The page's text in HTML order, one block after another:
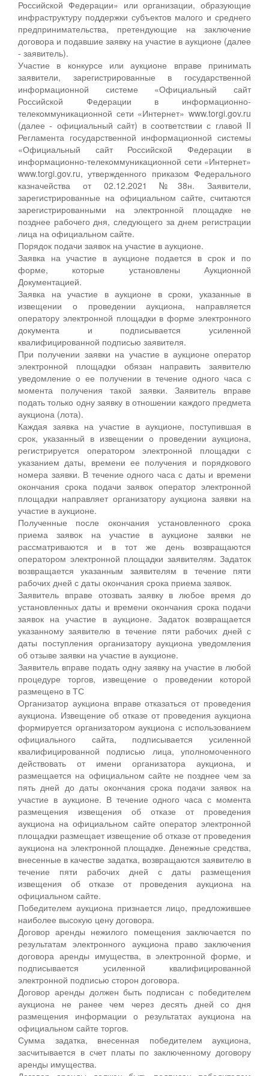
Российской Федерации» или организации, образующие
инфраструктуру поддержки субъектов малого и среднего
предпринимательства, претендующие на заключение
договора и подавшие заявку на участие в аукционе (далее
- заявитель).
Участие в конкурсе или аукционе вправе принимать
заявители, зарегистрированные в государственной
информационной системе «Официальный сайт
Российской Федерации в информационно-
телекоммуникационной сети «Интернет» www.torgi.gov.ru
(далее - официальный сайт) в соответствии с главой II
Регламента государственной информационной системы
«Официальный сайт Российской Федерации в
информационно-телекоммуникационной сети «Интернет»
www.torgi.gov.ru, утвержденного приказом Федерального
казначейства от 02.12.2021 №38н. Заявители,
зарегистрированные на официальном сайте, считаются
зарегистрированными на электронной площадке не
позднее рабочего дня, следующего за днем регистрации
лица на официальном сайте.
Порядок подачи заявок на участие в аукционе.
Заявка на участие в аукционе подается в срок и по
форме, которые установлены Аукционной
Документацией.
Заявка на участие в аукционе в сроки, указанные в
извещении о проведении аукциона, направляется
оператору электронной площадки в форме электронного
документа и подписывается усиленной
квалифицированной подписью заявителя.
При получении заявки на участие в аукционе оператор
электронной площадки обязан направить заявителю
уведомление о ее получении в течение одного часа с
момента получения такой заявки. Заявитель вправе
подать только одну заявку в отношении каждого предмета
аукциона (лота).
Каждая заявка на участие в аукционе, поступившая в
срок, указанный в извещении о проведении аукциона,
регистрируется оператором электронной площадки с
указанием даты, времени ее получения и порядкового
номера заявки. В течение одного часа с даты и времени
окончания срока подачи заявок оператор электронной
площадки направляет организатору аукциона заявки на
участие в аукционе.
Полученные после окончания установленного срока
приема заявок на участие в аукционе заявки не
рассматриваются и в тот же день возвращаются
оператором электронной площадки заявителям. Задаток
возвращается указанным заявителям в течение пяти
рабочих дней с даты окончания срока приема заявок.
Заявитель вправе отозвать заявку в любое время до
установленных даты и времени окончания срока подачи
заявок на участие в аукционе. Задаток возвращается
указанному заявителю в течение пяти рабочих дней с
даты поступления организатору аукциона уведомления
об отзыве заявки на участие в аукционе.
Заявитель вправе подать одну заявку на участие в любой
процедуре торгов, извещение о проведении которой
размещено в ТС
Организатор аукциона вправе отказаться от проведения
аукциона. Извещение об отказе от проведения аукциона
формируется организатором аукциона с использованием
официального сайта, подписывается усиленной
квалифицированной подписью лица, уполномоченного
действовать от имени организатора аукциона, и
размещается на официальном сайте не позднее чем за
пять дней до даты окончания срока подачи заявок на
участие в аукционе. В течение одного часа с момента
размещения извещения об отказе от проведения
аукциона на официальном сайте оператор электронной
площадки размещает извещение об отказе от проведения
аукциона на электронной площадке. Денежные средства,
внесенные в качестве задатка, возвращаются заявителю в
течение пяти рабочих дней с даты размещения
извещения об отказе от проведения аукциона на
официальном сайте.
Победителем аукциона признается лицо, предложившее
наиболее высокую цену договора.
Договор аренды нежилого помещения заключается по
результатам электронного аукциона право заключения
договора аренды имущества, в электронной форме, и
подписывается усиленной квалифицированной
электронной подписью сторон договора.
Договор аренды должен быть подписан с победителем
аукциона не ранее чем через десять дней со дня
размещения информации о результатах аукциона на
официальном сайте торгов.
Сумма задатка, внесенная победителем аукциона,
засчитывается в счет платы по заключенному договору
аренды имущества.